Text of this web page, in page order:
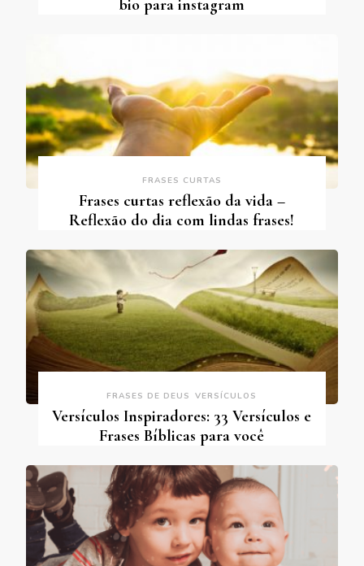
bio para instagram
FRASES CURTAS
Frases curtas reflexão da vida –
Reflexão do dia com lindas frases!
FRASES DE DEUS VERSÍCULOS
Versículos Inspiradores: 33 Versículos e
Frases Bíblicas para você